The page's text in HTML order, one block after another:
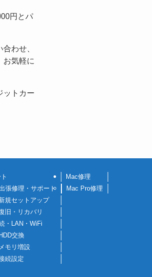
円とパ
わせ、
お気軽に
ットカー
張修理・サポート
規セットアップ
旧・リカバリ
・LAN・WiFi
交換
モリ増設
続設定
Mac修理
Mac Pro修理